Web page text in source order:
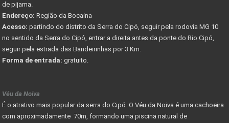
de pijama.
Endereço: Região da Bocaina
Acesso: partindo do distrito da Serra do Cipó, seguir pela rodovia MG 10
no sentido da Serra do Cipó, entrar a direita antes da ponte do Rio Cipó,
seguir pela estrada das Bandeirinhas por 3 Km.
Forma de entrada: gratuito.
Véu da Noiva
É o atrativo mais popular da serra do Cipó. O Véu da Noiva é uma cachoeira
com aproximadamente 70m, formando uma piscina natural de